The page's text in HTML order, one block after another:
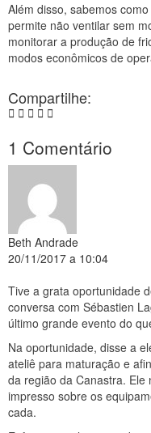
Além disso, sabemos
permite não ventilar sem
monitorar a produção de
modos econômicos de
Compartilhe:
1 Comentário
Beth Andrade
20/11/2017 a 10:04
Tive a grata oportunidade
conversa com Sébastien
último grande evento do
Na oportunidade, disse a
ateliê para maturação e
da região da Canastra.
impresso sobre os
cada.